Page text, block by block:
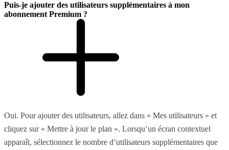
Puis-je ajouter des utilisateurs supplémentaires à mon
abonnement Premium ?
Oui. Pour ajouter des utilisateurs, allez dans « Mes utilisateurs » et
cliquez sur « Mettre à jour le plan ». Lorsqu’un écran contextuel
apparaît, sélectionnez le nombre d’utilisateurs supplémentaires que